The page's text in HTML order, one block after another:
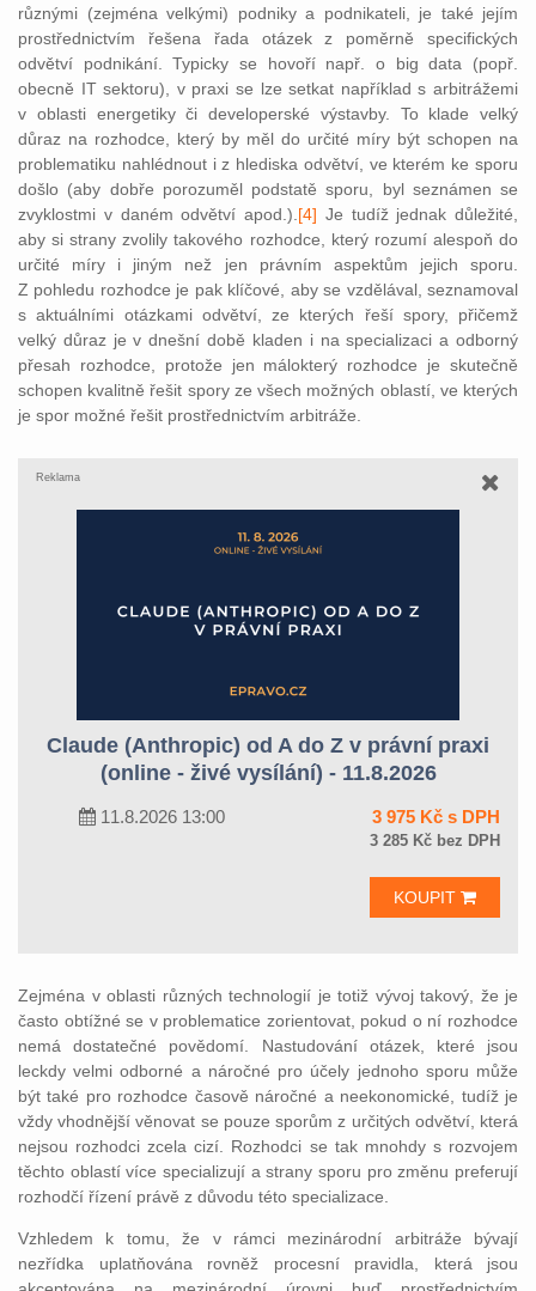
různými (zejména velkými) podniky a podnikateli, je také jejím
prostřednictvím řešena řada otázek z poměrně specifických
odvětví podnikání. Typicky se hovoří např. o big data (popř.
obecně IT sektoru), v praxi se lze setkat například s arbitrážemi
v oblasti energetiky či developerské výstavby. To klade velký
důraz na rozhodce, který by měl do určité míry být schopen na
problematiku nahlédnout i z hlediska odvětví, ve kterém ke sporu
došlo (aby dobře porozuměl podstatě sporu, byl seznámen se
zvyklostmi v daném odvětví apod.). [4] Je tudíž jednak důležité,
aby si strany zvolily takového rozhodce, který rozumí alespoň do
určité míry i jiným než jen právním aspektům jejich sporu.
Z pohledu rozhodce je pak klíčové, aby se vzdělával, seznamoval
s aktuálními otázkami odvětví, ze kterých řeší spory, přičemž
velký důraz je v dnešní době kladen i na specializaci a odborný
přesah rozhodce, protože jen málokterý rozhodce je skutečně
schopen kvalitně řešit spory ze všech možných oblastí, ve kterých
je spor možné řešit prostřednictvím arbitráže.
Reklama
Claude (Anthropic) od A do Z v právní praxi
(online - živé vysílání) - 11.8.2026
11.8.2026 13:00 3 975 Kč s DPH
3 285 Kč bez DPH
KOUPIT
Zejména v oblasti různých technologií je totiž vývoj takový, že je
často obtížné se v problematice zorientovat, pokud o ní rozhodce
nemá dostatečné povědomí. Nastudování otázek, které jsou
leckdy velmi odborné a náročné pro účely jednoho sporu může
být také pro rozhodce časově náročné a neekonomické, tudíž je
vždy vhodnější věnovat se pouze sporům z určitých odvětví, která
nejsou rozhodci zcela cizí. Rozhodci se tak mnohdy s rozvojem
těchto oblastí více specializují a strany sporu pro změnu preferují
rozhodčí řízení právě z důvodu této specializace.
Vzhledem k tomu, že v rámci mezinárodní arbitráže bývají
nezřídka uplatňována rovněž procesní pravidla, která jsou